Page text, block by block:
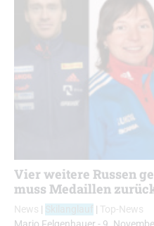
Vier weitere Russen
muss Medaillen
News | | Top-News